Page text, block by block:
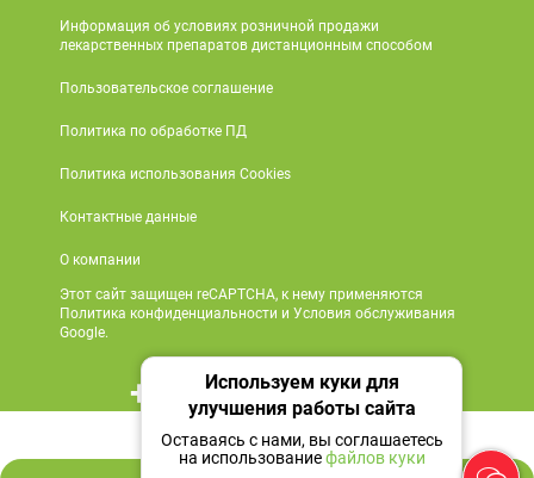
585 ₽
Информация об условиях розничной продажи
лекарственных препаратов дистанционным способом
Пользовательское соглашение
Политика по обработке ПД
Политика использования Cookies
Контактные данные
О компании
Этот сайт защищен reCAPTCHA, к нему применяются
Политика конфиденциальности и Условия обслуживания
Google.
+7 495 419 18 18
Мы в социальных сетях
Используем куки для
улучшения работы сайта
Оставаясь с нами, вы соглашаетесь
на использованиефайлов куки